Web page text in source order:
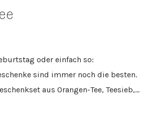
oder einfach so:
sind immer noch die besten.
aus Orangen-Tee, Teesieb,…